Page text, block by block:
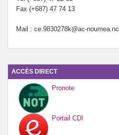
Fax (+687) 47 74 13
Mail : ce.9830278k@ac-noumea.nc
ACCÈS DIRECT
Pronote
Portail CDI